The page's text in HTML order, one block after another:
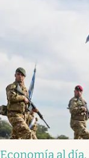
Economía al día.